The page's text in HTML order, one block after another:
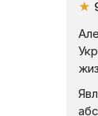
★